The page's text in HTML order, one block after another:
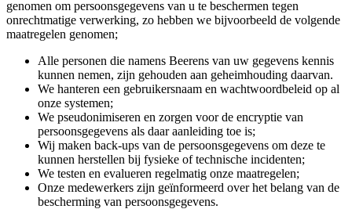
genomen om persoonsgegevens van u te beschermen tegen
onrechtmatige verwerking, zo hebben we bijvoorbeeld de volgende
maatregelen genomen;
Alle personen die namens Beerens van uw gegevens kennis
kunnen nemen, zijn gehouden aan geheimhouding daarvan.
We hanteren een gebruikersnaam en wachtwoordbeleid op al
onze systemen;
We pseudonimiseren en zorgen voor de encryptie van
persoonsgegevens als daar aanleiding toe is;
Wij maken back-ups van de persoonsgegevens om deze te
kunnen herstellen bij fysieke of technische incidenten;
We testen en evalueren regelmatig onze maatregelen;
Onze medewerkers zijn geïnformeerd over het belang van de
bescherming van persoonsgegevens.